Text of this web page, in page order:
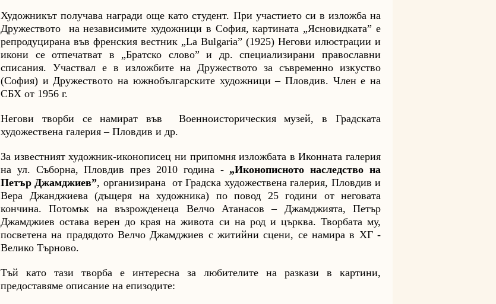
Художникът получава награди още като студент. При участието си в изложба на
Дружеството на независимите художници в София, картината „Ясновидката” е
репродуцирана във френския вестник „La Bulgaria” (1925) Негови илюстрации и
икони се отпечатват в „Братско слово” и др. специализирани православни
списания. Участвал е в изложбите на Дружеството за съвременно изкуство
(София) и Дружеството на южнобългарските художници – Пловдив. Член е на
СБХ от 1956 г.
Негови творби се намират във Военноисторическия музей, в Градската
художествена галерия – Пловдив и др.
За известният художник-иконописец ни припомня изложбата в Иконната галерия
на ул. Съборна, Пловдив през 2010 година - „Иконописното наследство на
Петър Джамджиев”, организирана от Градска художествена галерия, Пловдив и
Вера Джанджиева (дъщеря на художника) по повод 25 години от неговата
кончина. Потомък на възрожденеца Велчо Атанасов – Джамджията, Петър
Джамджиев остава верен до края на живота си на род и църква. Творбата му,
посветена на прадядото Велчо Джамджиев с житийни сцени, се намира в ХГ -
Велико Търново.
Тъй като тази творба е интересна за любителите на разкази в картини,
предоставяме описание на епизодите: